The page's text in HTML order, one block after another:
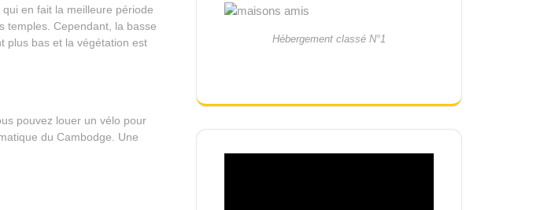
en fait la meilleure période
temples. Cependant, la basse
plus bas et la végétation est
pouvez louer un vélo pour
du Cambodge. Une
Hébergement classé N°1